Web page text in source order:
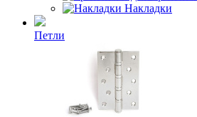
Накладки
Петли